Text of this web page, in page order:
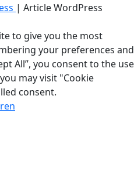
| Article WordPress
to give you the most
your preferences and
All”, you consent to the use
may visit "Cookie
consent.